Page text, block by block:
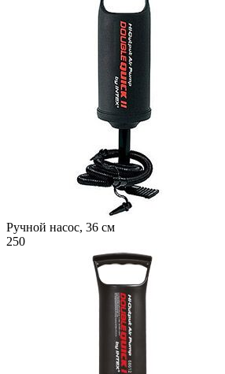
Ручной насос, 36 см
250